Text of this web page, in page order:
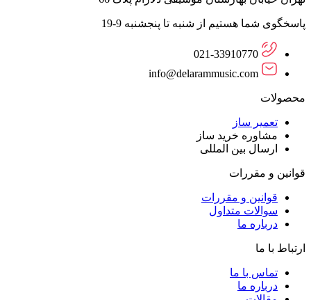
پاسخگوی شما هستیم از شنبه تا پنجشنبه 9-19
021-33910770
info@delarammusic.com
محصولات
تعمیر ساز
مشاوره خرید ساز
ارسال بین المللی
قوانین و مقررات
قوانین و مقررات
سوالات متداول
درباره ما
ارتباط با ما
تماس با ما
درباره ما